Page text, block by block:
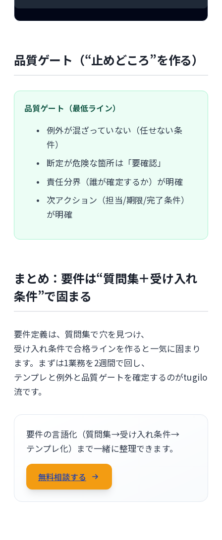
品質ゲート（“止めどころ”を作る）
品質ゲート（最低ライン）
例外が混ざっていない（任せない条
件）
断定が危険な箇所は「要確認」
責任分界（誰が確定するか）が明確
次アクション（担当/期限/完了条件）
が明確
まとめ：要件は“質問集＋受け入れ
条件”で固まる
要件定義は、質問集で穴を見つけ、
受け入れ条件で合格ラインを作ると一気に固まり
ます。まずは1業務を2週間で回し、
テンプレと例外と品質ゲートを確定するのがtugilo
流です。
要件の言語化（質問集→受け入れ条件→
テンプレ化）まで一緒に整理できます。
無料相談する